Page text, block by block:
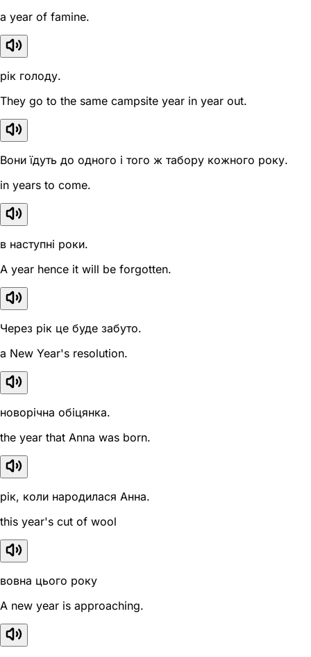
a year of famine.
рік голоду.
They go to the same campsite year in year out.
Вони їдуть до одного і того ж табору кожного року.
in years to come.
в наступні роки.
A year hence it will be forgotten.
Через рік це буде забуто.
a New Year's resolution.
новорічна обіцянка.
the year that Anna was born.
рік, коли народилася Анна.
this year's cut of wool
вовна цього року
A new year is approaching.